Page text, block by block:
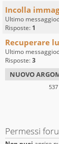
Incolla
Ultimo
Risposte: 1
Recuperare
Ultimo
Risposte:3
NUOVO
Permessi